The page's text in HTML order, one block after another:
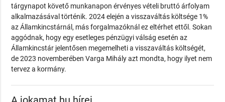
tárgynapot követő munkanapon érvényes vételi bruttó árfolyam
alkalmazásával történik. 2024 elején a visszaváltás költsége 1%
az Államkincstárnál, más forgalmazóknál ez eltérhet ettől. Sokan
aggódnak, hogy egy esetleges pénzügyi válság esetén az
Államkincstár jelentősen megemelheti a visszaváltás költségét,
de 2023 novemberében Varga Mihály azt mondta, hogy ilyet nem
tervez a kormány.